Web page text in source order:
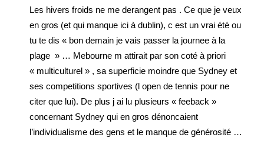
Les hivers froids ne me derangent pas . Ce que je veux
en gros (et qui manque ici à dublin), c est un vrai été ou
tu te dis « bon demain je vais passer la journee à la
plage » … Mebourne m attirait par son coté à priori
« multiculturel » , sa superficie moindre que Sydney et
ses competitions sportives (l open de tennis pour ne
citer que lui). De plus j ai lu plusieurs « feeback »
concernant Sydney qui en gros dénoncaient
l’individualisme des gens et le manque de générosité …